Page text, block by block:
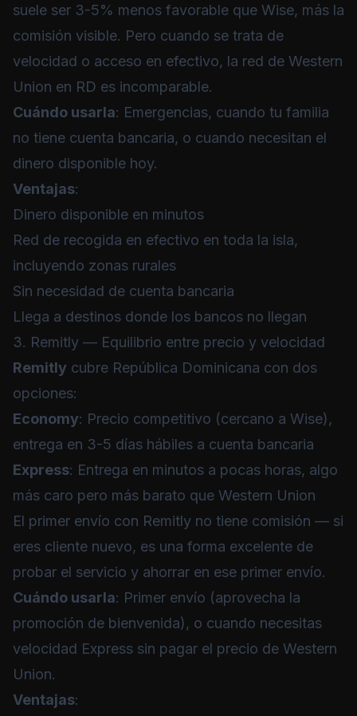
suele ser 3-5% menos favorable que Wise, más la
comisión visible. Pero cuando se trata de
velocidad o acceso en efectivo, la red de Western
Union en RD es incomparable.
Cuándo usarla: Emergencias, cuando tu familia
no tiene cuenta bancaria, o cuando necesitan el
dinero disponible hoy.
Ventajas:
Dinero disponible en minutos
Red de recogida en efectivo en toda la isla,
incluyendo zonas rurales
Sin necesidad de cuenta bancaria
Llega a destinos donde los bancos no llegan
3. Remitly — Equilibrio entre precio y velocidad
Remitly cubre República Dominicana con dos
opciones:
Economy: Precio competitivo (cercano a Wise),
entrega en 3-5 días hábiles a cuenta bancaria
Express: Entrega en minutos a pocas horas, algo
más caro pero más barato que Western Union
El primer envío con Remitly no tiene comisión — si
eres cliente nuevo, es una forma excelente de
probar el servicio y ahorrar en ese primer envío.
Cuándo usarla: Primer envío (aprovecha la
promoción de bienvenida), o cuando necesitas
velocidad Express sin pagar el precio de Western
Union.
Ventajas: